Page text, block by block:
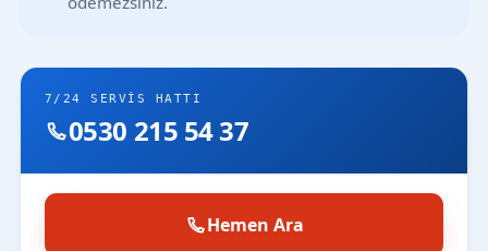
7/24 SERVIS HATTI
0530 215 54 37
Hemen Ara